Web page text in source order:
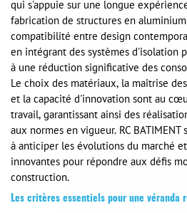
qui s'appuie sur une longue
fabrication de structures en
compatibilité entre design
en intégrant des systèmes d'isolation
à une réduction significative des
Le choix des matériaux, la maîtrise
et la capacité d'innovation sont au
travail, garantissant ainsi des
aux normes en vigueur. RC
à anticiper les évolutions du marché
innovantes pour répondre aux défis
construction.
Les critères essentiels pour une véranda